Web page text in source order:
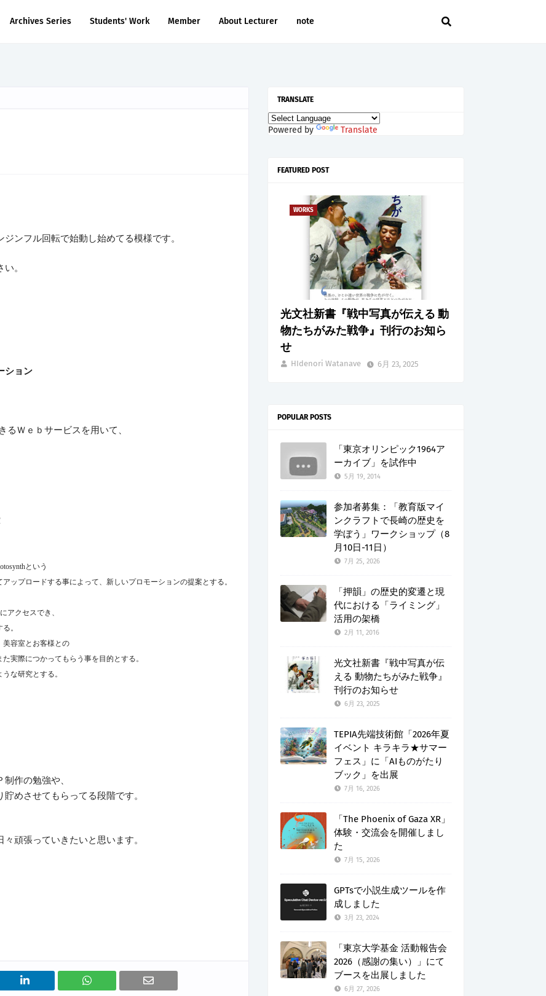
Archives Series Students' Work Member About Lecturer note
ンフル回転で始動し始めてる模様です。
。
ション
Ｗｅｂサービスを用いて、
という
ップロードする事によって、新しいプロモーションの提案とする。
アクセスでき、
。
美容室とお客様との
実際につかってもらう事を目的とする。
な研究とする。
作の勉強や、
めさせてもらってる段階です。
頑張っていきたいと思います。
TRANSLATE
Powered by Translate
FEATURED POST
WORKS
光文社新書『戦中写真が伝える 動
物たちがみた戦争』刊行のお知ら
せ
HIdenori Watanave 6月 23, 2025
POPULAR POSTS
「東京オリンピック1964ア
ーカイブ」を試作中
5月 19, 2014
参加者募集：「教育版マイ
ンクラフトで長崎の歴史を
学ぼう」ワークショップ（8
月10日-11日）
7月 25, 2026
「押韻」の歴史的変遷と現
代における「ライミング」
活用の架橋
2月 11, 2016
光文社新書『戦中写真が伝
える 動物たちがみた戦争』
刊行のお知らせ
6月 23, 2025
TEPIA先端技術館「2026年夏
イベント キラキラ★サマー
フェス」に「AIものがたり
ブック」を出展
7月 16, 2026
「The Phoenix of Gaza XR」
体験・交流会を開催しまし
た
7月 15, 2026
GPTsで小説生成ツールを作
成しました
3月 23, 2024
「東京大学基金 活動報告会
2026（感謝の集い）」にて
ブースを出展しました
6月 27, 2026